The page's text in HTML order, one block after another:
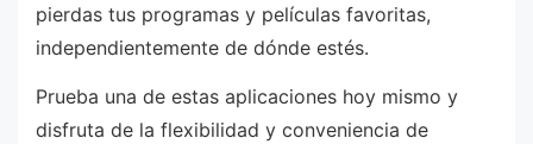
pierdas tus programas y películas favoritas,
independientemente de dónde estés.
Prueba una de estas aplicaciones hoy mismo y
disfruta de la flexibilidad y conveniencia de